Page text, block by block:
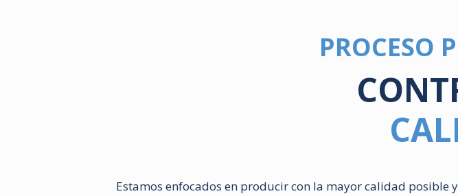
PROCESO
Estamos enfocados en producir con la mayor calidad posible